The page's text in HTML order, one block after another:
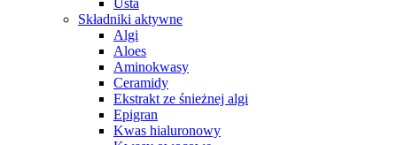
Usta
Składniki aktywne
Algi
Aloes
Aminokwasy
Ceramidy
Ekstrakt ze śnieżnej algi
Epigran
Kwas hialuronowy